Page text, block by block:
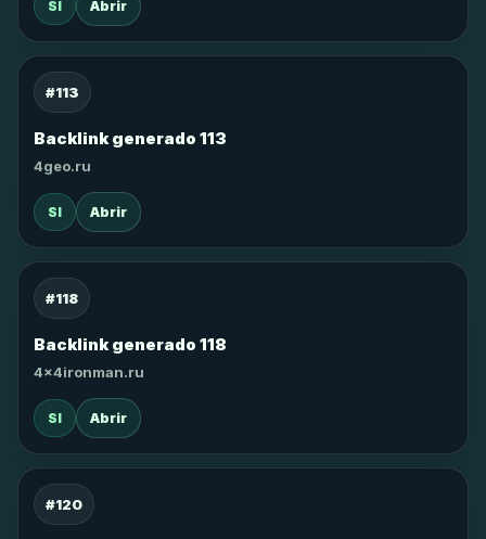
SI Abrir
#113
Backlink generado 113
4geo.ru
SI Abrir
#118
Backlink generado 118
4x4ironman.ru
SI Abrir
#120